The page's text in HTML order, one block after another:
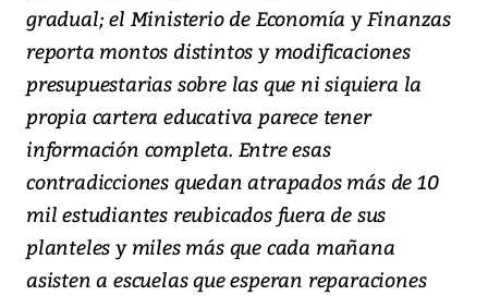
gradual; el Ministerio de Economía y Finanzas
reporta montos distintos y modificaciones
presupuestarias sobre las que ni siquiera la
propia cartera educativa parece tener
información completa. Entre esas
contradicciones quedan atrapados más de 10
mil estudiantes reubicados fuera de sus
planteles y miles más que cada mañana
asisten a escuelas que esperan reparaciones